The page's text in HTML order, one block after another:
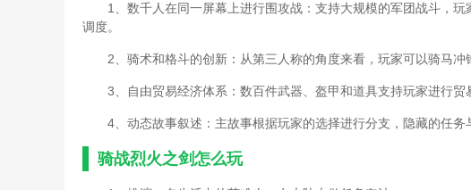
1、数千人在同一屏幕上进行围攻战：支持大规模的军团战斗，
调度。
2、骑术和格斗的创新：从第三人称的角度来看，玩家可以骑马
3、自由贸易经济体系：数百件武器、盔甲和道具支持玩家进行贸
4、动态故事叙述：主故事根据玩家的选择进行分支，隐藏的任务
骑战烈火之剑怎么玩